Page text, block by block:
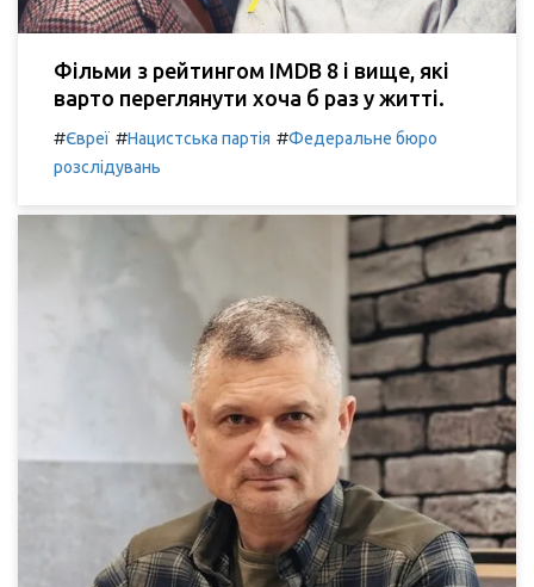
Фільми з рейтингом IMDB 8 і вище, які
варто переглянути хоча б раз у житті.
#Євреї #Нацистська партія #Федеральне бюро
розслідувань